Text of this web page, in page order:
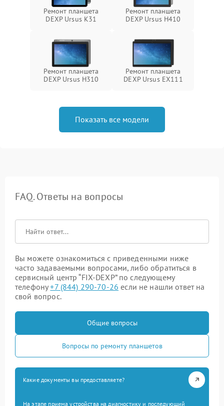
Ремонт планшета
DEXP Ursus K31
Ремонт планшета
DEXP Ursus H410
Ремонт планшета
DEXP Ursus H310
Ремонт планшета
DEXP Ursus EX111
Показать все модели
FAQ. Ответы на вопросы
Вы можете ознакомиться с приведенными ниже
часто задаваемыми вопросами, либо обратиться в
сервисный центр “FIX-DEXP” по следующему
телефону+7 (844) 290-70-26 если не нашли ответ на
свой вопрос.
Общие вопросы
Вопросы по ремонту планшетов
Какие документы вы предоставляете?
На этапе приема устройства на диагностику и последующий